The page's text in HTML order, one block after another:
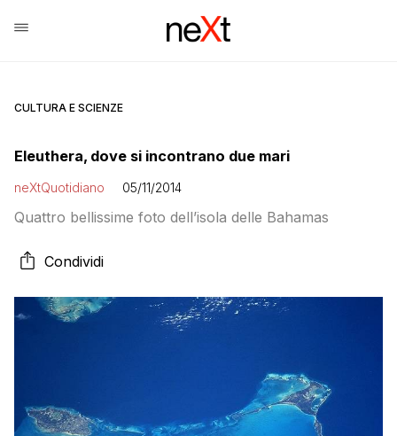
CULTURA E SCIENZE
Eleuthera, dove si incontrano due mari
neXtQuotidiano 05/11/2014
Quattro bellissime foto dell’isola delle Bahamas
Condividi